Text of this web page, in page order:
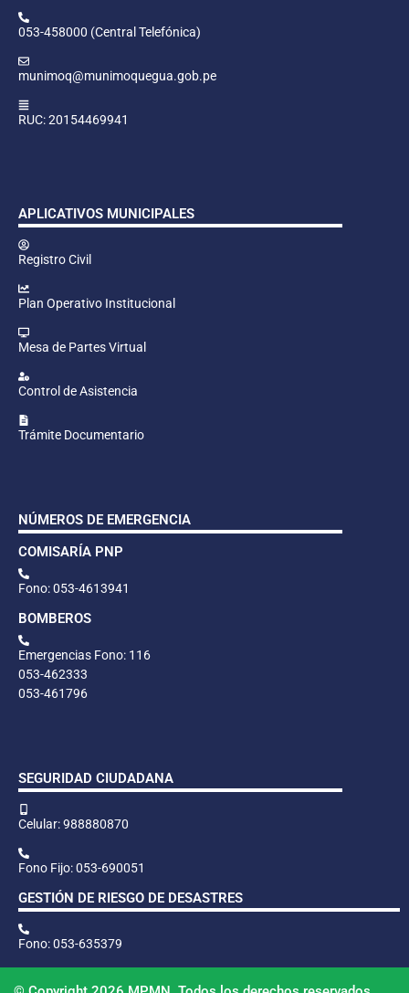
053-458000 (Central Telefónica)
munimoq@munimoquegua.gob.pe
RUC: 20154469941
APLICATIVOS MUNICIPALES
Registro Civil
Plan Operativo Institucional
Mesa de Partes Virtual
Control de Asistencia
Trámite Documentario
NÚMEROS DE EMERGENCIA
COMISARÍA PNP
Fono: 053-4613941
BOMBEROS
Emergencias Fono: 116
053-462333
053-461796
SEGURIDAD CIUDADANA
Celular: 988880870
Fono Fijo: 053-690051
GESTIÓN DE RIESGO DE DESASTRES
Fono: 053-635379